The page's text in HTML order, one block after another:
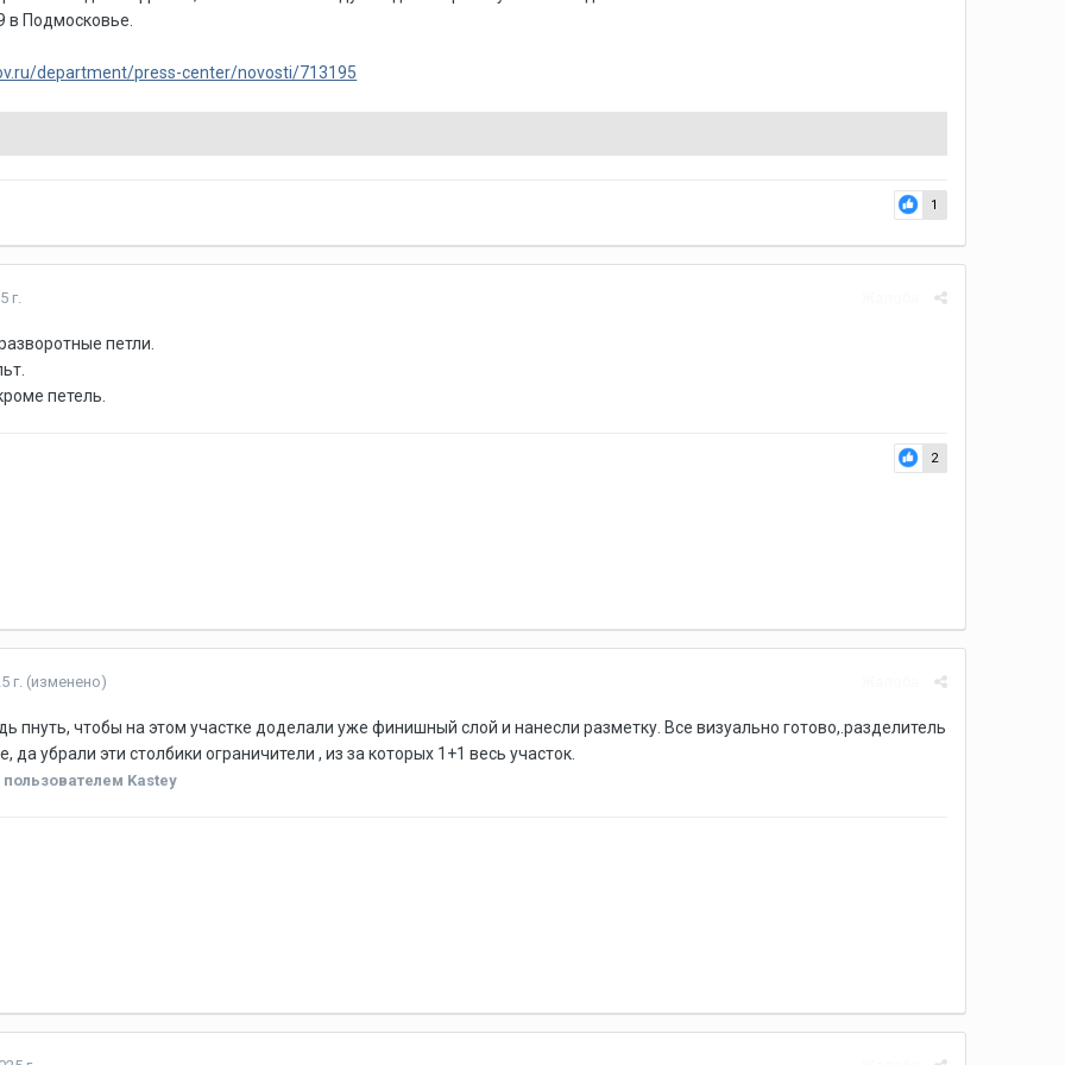
Подмосковье.
department/press-center/novosti/713195
1
г.
петли.
петель.
2
г. (изменено)
пнуть, чтобы на этом участке доделали уже финишный слой и нанесли разметку. Все визуально готово,.разделитель
убрали эти столбики ограничители , из за которых 1+1 весь участок.
пользователем Kastey